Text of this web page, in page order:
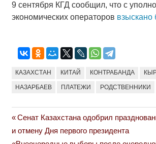
9 сентября КГД сообщил, что с
экономических операторов взыскано
КАЗАХСТАН КИТАЙ КОНТРАБАНДА
НАЗАРБАЕВ ПЛАТЕЖИ РОДСТВЕННИКИ
Навигация
по
Previous
Post:
Сенат Казахстана одобрил
и отмену Дня первого президента